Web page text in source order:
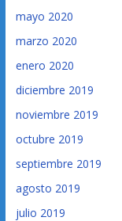
mayo 2020
marzo 2020
enero 2020
diciembre 2019
noviembre 2019
octubre 2019
septiembre 2019
agosto 2019
julio 2019